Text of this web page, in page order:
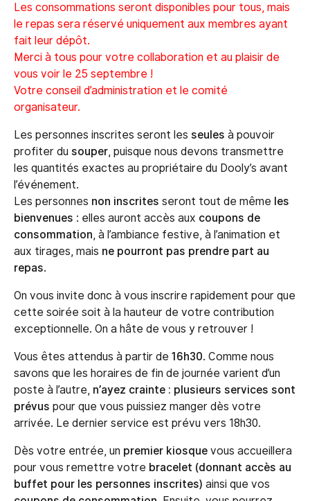
Les consommations seront disponibles pour tous, mais
le repas sera réservé uniquement aux membres ayant
fait leur dépôt.
Merci à tous pour votre collaboration et au plaisir de
vous voir le 25 septembre !
Votre conseil d’administration et le comité
organisateur.
Les personnes inscrites seront les seules à pouvoir
profiter du souper, puisque nous devons transmettre
les quantités exactes au propriétaire du Dooly’s avant
l’événement.
Les personnes non inscrites seront tout de même les
bienvenues : elles auront accès aux coupons de
consommation, à l’ambiance festive, à l’animation et
aux tirages, mais ne pourront pas prendre part au
repas.
On vous invite donc à vous inscrire rapidement pour que
cette soirée soit à la hauteur de votre contribution
exceptionnelle. On a hâte de vous y retrouver !
Vous êtes attendus à partir de 16h30. Comme nous
savons que les horaires de fin de journée varient d’un
poste à l’autre, n’ayez crainte : plusieurs services sont
prévus pour que vous puissiez manger dès votre
arrivée. Le dernier service est prévu vers 18h30.
Dès votre entrée, un premier kiosque vous accueillera
pour vous remettre votre bracelet (donnant accès au
buffet pour les personnes inscrites) ainsi que vos